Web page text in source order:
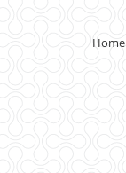
Home